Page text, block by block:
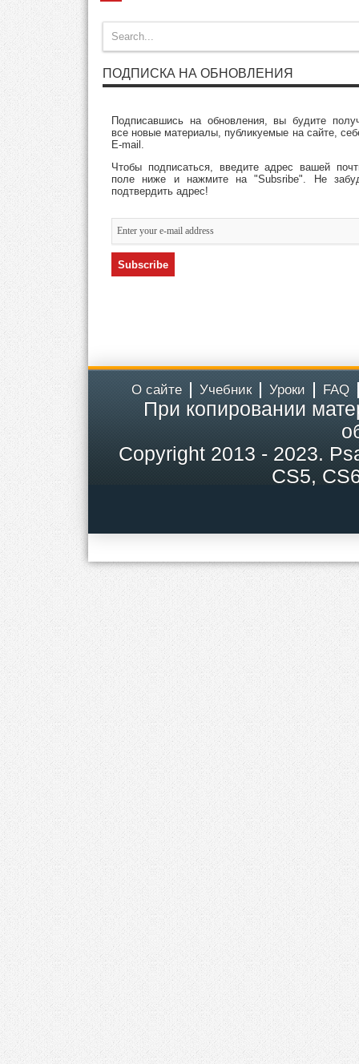
ПОДПИСКА НА ОБНОВЛЕНИЯ
Подписавшись на обновления, вы будите
все новые материалы, публикуемые на сайте,
E-mail.
Чтобы подписаться, введите адрес вашей
поле ниже и нажмите на "Subsribe". Не
подтвердить адрес!
О сайте Учебник Уроки FAQ
При копировании
Copyright 2013 - 2023.
CS5,